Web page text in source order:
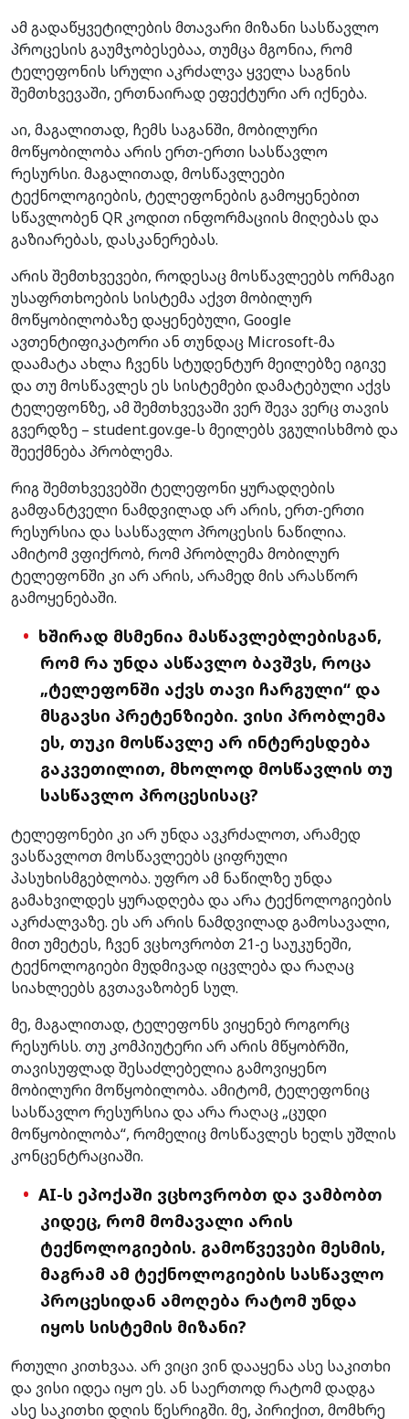
ამ გადაწყვეტილების მთავარი მიზანი სასწავლო
პროცესის გაუმჯობესებაა, თუმცა მგონია, რომ
ტელეფონის სრული აკრძალვა ყველა საგნის
შემთხვევაში, ერთნაირად ეფექტური არ იქნება.
აი, მაგალითად, ჩემს საგანში, მობილური
მოწყობილობა არის ერთ-ერთი სასწავლო
რესურსი. მაგალითად, მოსწავლეები
ტექნოლოგიების, ტელეფონების გამოყენებით
სწავლობენ QR კოდით ინფორმაციის მიღებას და
გაზიარებას, დასკანერებას.
არის შემთხვევები, როდესაც მოსწავლეებს ორმაგი
უსაფრთხოების სისტემა აქვთ მობილურ
მოწყობილობაზე დაყენებული, Google
ავთენტიფიკატორი ან თუნდაც Microsoft-მა
დაამატა ახლა ჩვენს სტუდენტურ მეილებზე იგივე
და თუ მოსწავლეს ეს სისტემები დამატებული აქვს
ტელეფონზე, ამ შემთხვევაში ვერ შევა ვერც თავის
გვერდზე – student.gov.ge-ს მეილებს ვგულისხმობ და
შეექმნება პრობლემა.
რიგ შემთხვევებში ტელეფონი ყურადღების
გამფანტველი ნამდვილად არ არის, ერთ-ერთი
რესურსია და სასწავლო პროცესის ნაწილია.
ამიტომ ვფიქრობ, რომ პრობლემა მობილურ
ტელეფონში კი არ არის, არამედ მის არასწორ
გამოყენებაში.
ხშირად მსმენია მასწავლებლებისგან,
რომ რა უნდა ასწავლო ბავშვს, როცა
„ტელეფონში აქვს თავი ჩარგული“ და
მსგავსი პრეტენზიები. ვისი პრობლემა
ეს, თუკი მოსწავლე არ ინტერესდება
გაკვეთილით, მხოლოდ მოსწავლის თუ
სასწავლო პროცესისაც?
ტელეფონები კი არ უნდა ავკრძალოთ, არამედ
ვასწავლოთ მოსწავლეებს ციფრული
პასუხისმგებლობა. უფრო ამ ნაწილზე უნდა
გამახვილდეს ყურადღება და არა ტექნოლოგიების
აკრძალვაზე. ეს არ არის ნამდვილად გამოსავალი,
მით უმეტეს, ჩვენ ვცხოვრობთ 21-ე საუკუნეში,
ტექნოლოგიები მუდმივად იცვლება და რაღაც
სიახლეებს გვთავაზობენ სულ.
მე, მაგალითად, ტელეფონს ვიყენებ როგორც
რესურსს. თუ კომპიუტერი არ არის მწყობრში,
თავისუფლად შესაძლებელია გამოვიყენო
მობილური მოწყობილობა. ამიტომ, ტელეფონიც
სასწავლო რესურსია და არა რაღაც „ცუდი
მოწყობილობა“, რომელიც მოსწავლეს ხელს უშლის
კონცენტრაციაში.
AI-ს ეპოქაში ვცხოვრობთ და ვამბობთ
კიდეც, რომ მომავალი არის
ტექნოლოგიების. გამოწვევები მესმის,
მაგრამ ამ ტექნოლოგიების სასწავლო
პროცესიდან ამოღება რატომ უნდა
იყოს სისტემის მიზანი?
რთული კითხვაა. არ ვიცი ვინ დააყენა ასე საკითხი
და ვისი იდეა იყო ეს. ან საერთოდ რატომ დადგა
ასე საკითხი დღის წესრიგში. მე, პირიქით, მომხრე